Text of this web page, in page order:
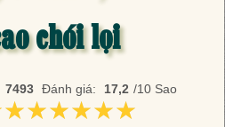
chói lọi
7493 Đánh giá: 17,2 /10 Sao